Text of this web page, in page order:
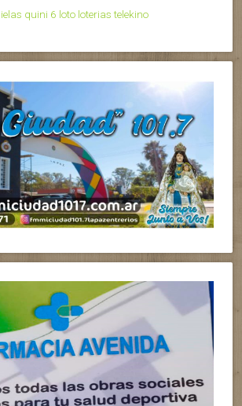
quini 6 loto loterias telekino